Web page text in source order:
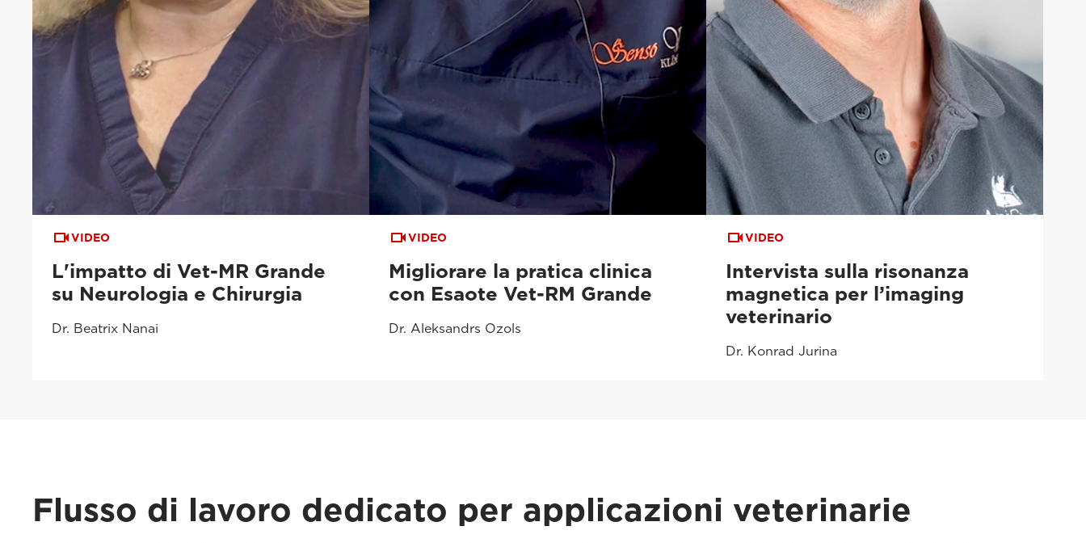
VIDEO
L'impatto di Vet-MR Grande
su Neurologia e Chirurgia
Dr. Beatrix Nanai
VIDEO
Migliorare la pratica clinica
con Esaote Vet-RM Grande
Dr. Aleksandrs Ozols
VIDEO
Intervista sulla risonanza
magnetica per l’imaging
veterinario
Dr. Konrad Jurina
Flusso di lavoro dedicato per applicazioni veterinarie